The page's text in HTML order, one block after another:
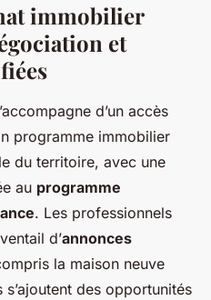
immobilier
et
d’un accès
programme immobilier
du territoire, avec une
au programme
. Les professionnels
d’annonces
la maison neuve
des opportunités